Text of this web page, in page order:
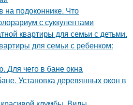
на подоконнике. Что
с суккулентами
квартиры для семьи с детьми.
для семьи с ребенком:
Для чего в бане окна
Установка деревянных окон в